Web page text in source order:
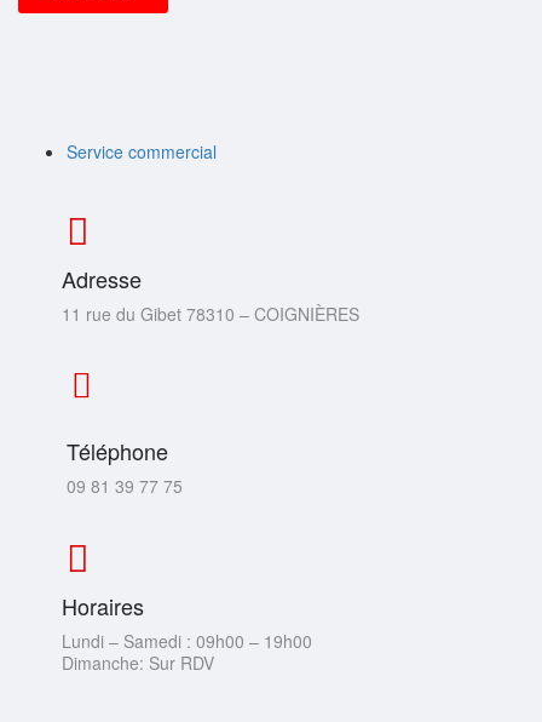
Service commercial
Adresse
11 rue du Gibet 78310 – COIGNIÈRES
Téléphone
09 81 39 77 75
Horaires
Lundi – Samedi : 09h00 – 19h00
Dimanche: Sur RDV